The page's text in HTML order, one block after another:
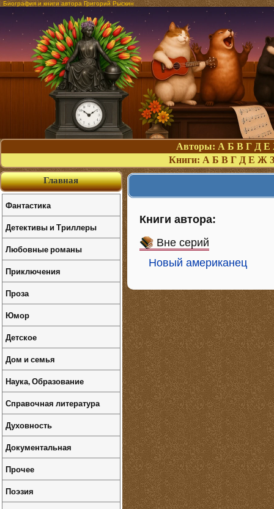
Биография и книги автора Григорий Рыскин
Авторы: А Б В Г Д Е
Книги: А Б В Г Д Е Ж З
Книги автора:
Вне серий
Новый американец
Главная
Фантастика
Детективы и Триллеры
Любовные романы
Приключения
Проза
Юмор
Детское
Дом и семья
Наука, Образование
Справочная литература
Духовность
Документальная
Прочее
Поэзия